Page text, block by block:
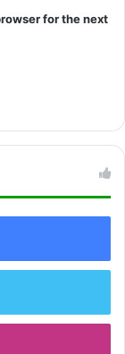
for the next